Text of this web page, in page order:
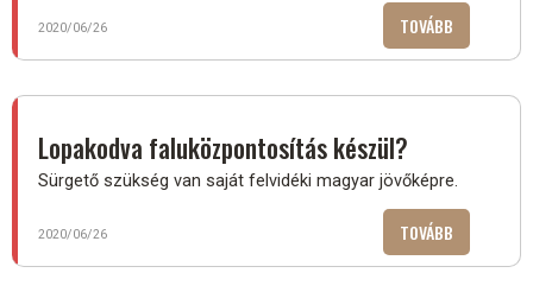
2020/06/26 TOVÁBB
REKLÁMRÓL
TÖRVÉNY
Lopakodva faluközpontosítás készül?
Sürgető szükség van saját felvidéki magyar jövőképre.
2020/06/26 TOVÁBB